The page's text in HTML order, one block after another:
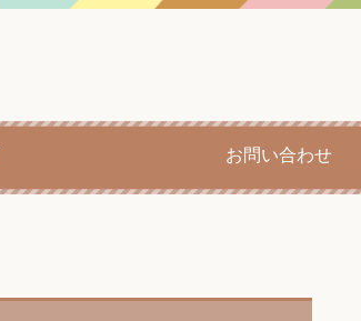
お問い合わせ